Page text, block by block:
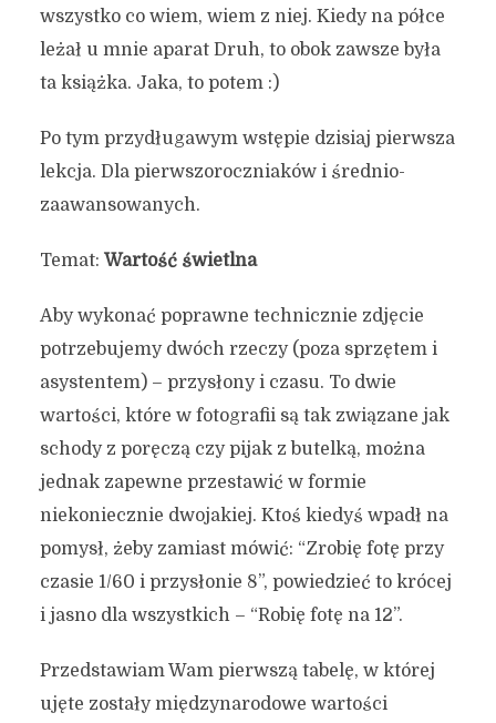
wszystko co wiem, wiem z niej. Kiedy na półce
leżał u mnie aparat Druh, to obok zawsze była
ta książka. Jaka, to potem :)
Po tym przydługawym wstępie dzisiaj pierwsza
lekcja. Dla pierwszoroczniaków i średnio-
zaawansowanych.
Temat: Wartość świetlna
Aby wykonać poprawne technicznie zdjęcie
potrzebujemy dwóch rzeczy (poza sprzętem i
asystentem) – przysłony i czasu. To dwie
wartości, które w fotografii są tak związane jak
schody z poręczą czy pijak z butelką, można
jednak zapewne przestawić w formie
niekoniecznie dwojakiej. Ktoś kiedyś wpadł na
pomysł, żeby zamiast mówić: “Zrobię fotę przy
czasie 1/60 i przysłonie 8”, powiedzieć to krócej
i jasno dla wszystkich – “Robię fotę na 12”.
Przedstawiam Wam pierwszą tabelę, w której
ujęte zostały międzynarodowe wartości